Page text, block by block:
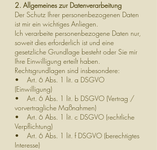
2. Allgemeines zur Datenverarbeitung
Der Schutz Ihrer personenbezogenen Daten
ist mir ein wichtiges Anliegen.
Ich verarbeite personenbezogene Daten nur,
soweit dies erforderlich ist und eine
gesetzliche Grundlage besteht oder Sie mir
Ihre Einwilligung erteilt haben.
Rechtsgrundlagen sind insbesondere:
• Art. 6 Abs. 1 lit. a DSGVO
(Einwilligung)
• Art. 6 Abs. 1 lit. b DSGVO (Vertrag /
vorvertragliche Maßnahmen)
• Art. 6 Abs. 1 lit. c DSGVO (rechtliche
Verpflichtung)
• Art. 6 Abs. 1 lit. f DSGVO (berechtigtes
Interesse)